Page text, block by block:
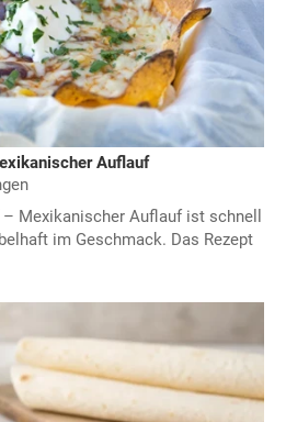
Auflauf
Mexikanischer Auflauf ist schnell
im Geschmack. Das Rezept